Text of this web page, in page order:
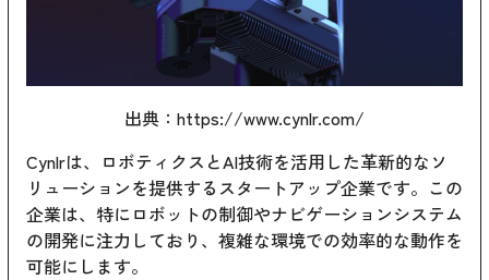
出典：https://www.cynlr.com/
Cynlrは、ロボティクスとAI技術を活用した革新的なソ
リューションを提供するスタートアップ企業です。この
企業は、特にロボットの制御やナビゲーションシステム
の開発に注力しており、複雑な環境での効率的な動作を
可能にします。